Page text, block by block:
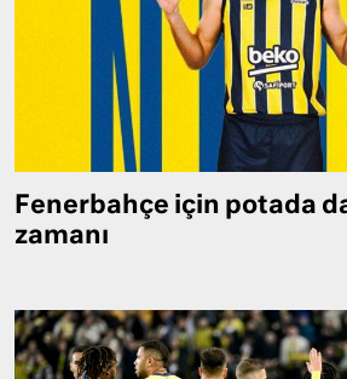
Fenerbahçe için potada
zamanı